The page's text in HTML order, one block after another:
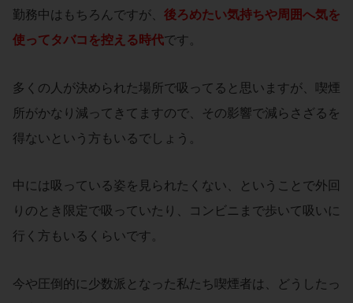
勤務中はもちろんですが、 後ろめたい気持ちや周囲へ気を
使ってタバコを控える時代です。
多くの人が決められた場所で吸ってると思いますが、喫煙
所がかなり減ってきてますので、その影響で減らさざるを
得ないという方もいるでしょう。
中には吸っている姿を見られたくない、ということで外回
りのとき限定で吸っていたり、コンビニまで歩いて吸いに
行く方もいるくらいです。
今や圧倒的に少数派となった私たち喫煙者は、どうしたっ